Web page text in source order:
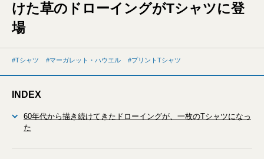
けた草のドローイングがTシャツに登
場
Tシャツ マーガレット・ハウエル プリントTシャツ
INDEX
60年代から描き続けてきたドローイングが、一枚のTシャツになっ
た